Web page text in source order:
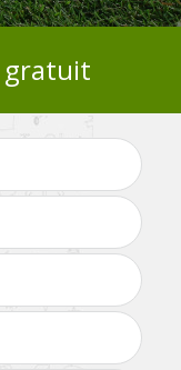
gratuit